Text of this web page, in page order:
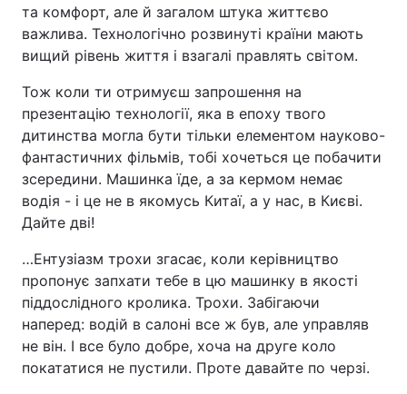
Україна Політика
Економіка Світ
Спорт Наука
та комфорт, але й загалом штука життєво
важлива. Технологічно розвинуті країни мають
вищий рівень життя і взагалі правлять світом.
Тож коли ти отримуєш запрошення на
презентацію технології, яка в епоху твого
дитинства могла бути тільки елементом науково-
фантастичних фільмів, тобі хочеться це побачити
зсередини. Машинка їде, а за кермом немає
водія - і це не в якомусь Китаї, а у нас, в Києві.
Дайте дві!
…Ентузіазм трохи згасає, коли керівництво
пропонує запхати тебе в цю машинку в якості
піддослідного кролика. Трохи. Забігаючи
наперед: водій в салоні все ж був, але управляв
не він. І все було добре, хоча на друге коло
покататися не пустили. Проте давайте по черзі.